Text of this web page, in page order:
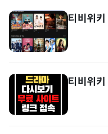
티비위
티비위